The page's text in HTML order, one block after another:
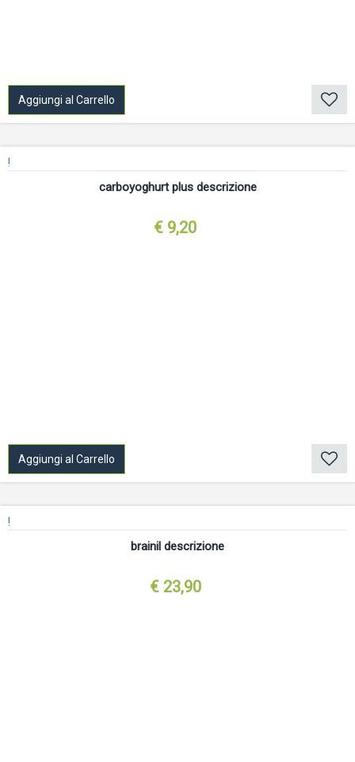
Aggiungi al Carrello
!
carboyoghurt plus descrizione
€ 9,20
Aggiungi al Carrello
!
brainil descrizione
€ 23,90